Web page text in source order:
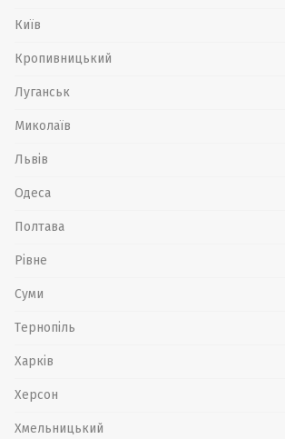
Київ
Кропивницький
Луганськ
Миколаїв
Львів
Одеса
Полтава
Рівне
Суми
Тернопіль
Харків
Херсон
Хмельницький